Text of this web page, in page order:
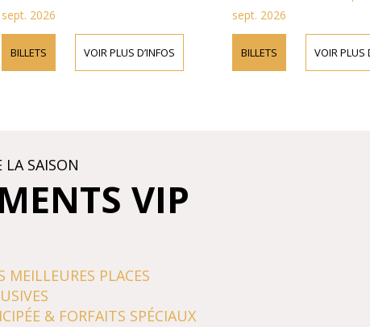
VOIR PLUS D’INFOS VOIR PLUS D’INFOS
LA SAISON
VIP
MEILLEURES PLACES
& FORFAITS SPÉCIAUX